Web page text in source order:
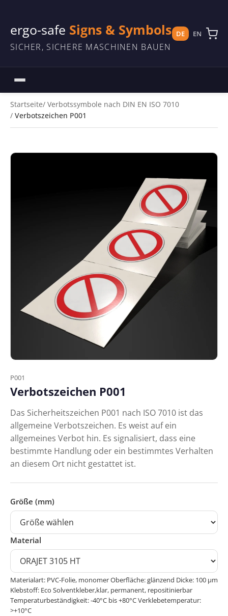
ergo-safe Signs & Symbols
SICHER, SICHERE MASCHINEN BAUEN
DE EN
Startseite Verbotssymbole nach DIN EN ISO 7010
Verbotszeichen P001
P001
Verbotszeichen P001
Das Sicherheitszeichen P001 nach ISO 7010 ist das
allgemeine Verbotszeichen. Es weist auf ein
allgemeines Verbot hin. Es signalisiert, dass eine
bestimmte Handlung oder ein bestimmtes Verhalten
an diesem Ort nicht gestattet ist.
Größe (mm)
Material
Materialart: PVC-Folie, monomer Oberfläche: glänzend Dicke: 100 μm
Klebstoff: Eco Solventkleber,klar, permanent, repositinierbar
Temperaturbeständigkeit: -40°C bis +80°C Verklebetemperatur:
>+10°C